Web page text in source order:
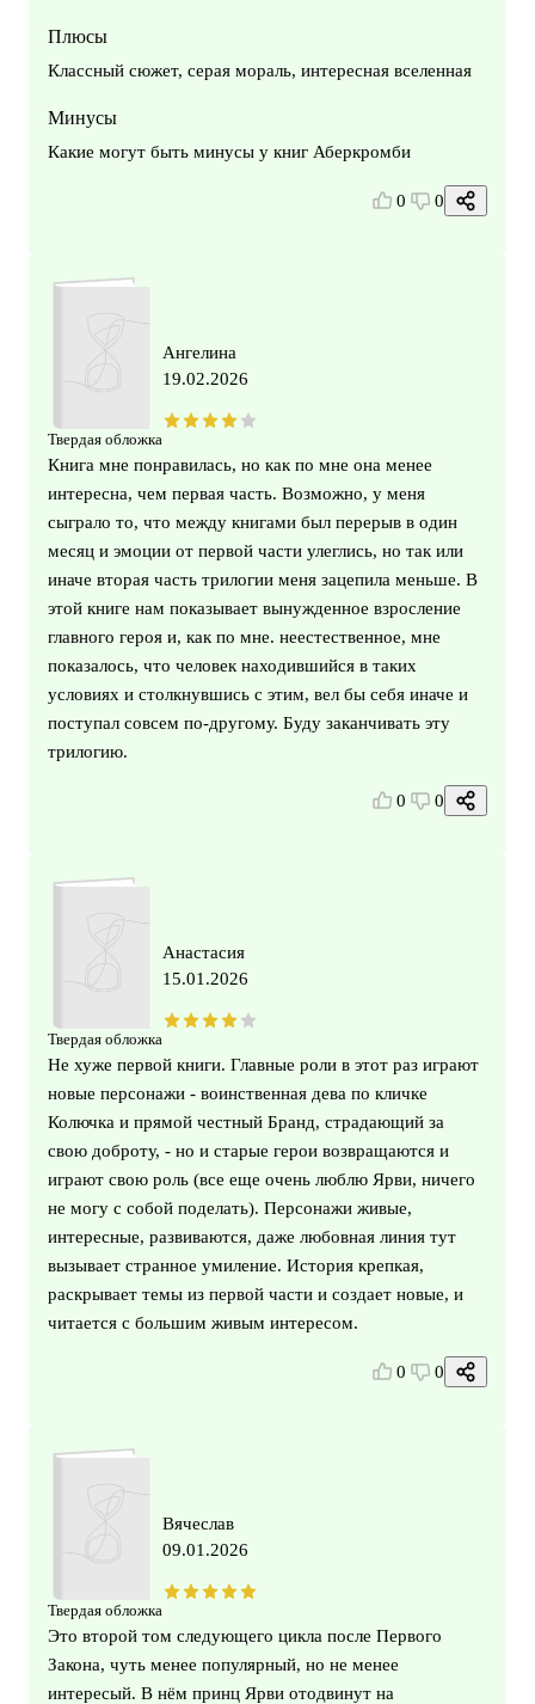
Плюсы
Классный сюжет, серая мораль, интересная вселенная
Минусы
Какие могут быть минусы у книг Аберкромби
0 0
Твердая обложка
Ангелина
19.02.2026
Книга мне понравилась, но как по мне она менее
интересна, чем первая часть. Возможно, у меня
сыграло то, что между книгами был перерыв в один
месяц и эмоции от первой части улеглись, но так или
иначе вторая часть трилогии меня зацепила меньше. В
этой книге нам показывает вынужденное взросление
главного героя и, как по мне. неестественное, мне
показалось, что человек находившийся в таких
условиях и столкнувшись с этим, вел бы себя иначе и
поступал совсем по-другому. Буду заканчивать эту
трилогию.
0 0
Твердая обложка
Анастасия
15.01.2026
Не хуже первой книги. Главные роли в этот раз играют
новые персонажи - воинственная дева по кличке
Колючка и прямой честный Бранд, страдающий за
свою доброту, - но и старые герои возвращаются и
играют свою роль (все еще очень люблю Ярви, ничего
не могу с собой поделать). Персонажи живые,
интересные, развиваются, даже любовная линия тут
вызывает странное умиление. История крепкая,
раскрывает темы из первой части и создает новые, и
читается с большим живым интересом.
0 0
Твердая обложка
Вячеслав
09.01.2026
Это второй том следующего цикла после Первого
Закона, чуть менее популярный, но не менее
интересый. В нём принц Ярви отодвинут на